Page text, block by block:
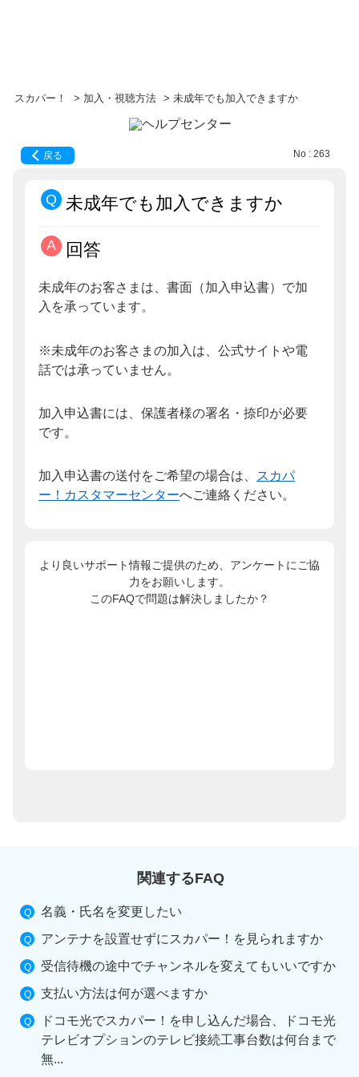
スカパー！ > 加入・視聴方法 > 未成年でも加入できますか
戻る No : 263
未成年でも加入できますか
回答
未成年のお客さまは、書面（加入申込書）で加
入を承っています。
※未成年のお客さまの加入は、公式サイトや電
話では承っていません。
加入申込書には、保護者様の署名・捺印が必要
です。
加入申込書の送付をご希望の場合は、
スカパ
ー！カスタマーセンターへご連絡ください。
より良いサポート情報ご提供のため、アンケートにご協
力をお願いします。
このFAQで問題は解決しましたか？
関連するFAQ
名義・氏名を変更したい
アンテナを設置せずにスカパー！を見られますか
受信待機の途中でチャンネルを変えてもいいですか
支払い方法は何が選べますか
ドコモ光でスカパー！を申し込んだ場合、ドコモ光
テレビオプションのテレビ接続工事台数は何台まで
無...